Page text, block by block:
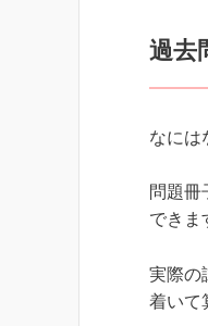
過去
なには
問題冊
できま
実際の
着いて